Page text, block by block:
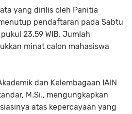
yang dirilis oleh Panitia
pendaftaran pada Sabtu
23.59 WIB. Jumlah
minat calon mahasiswa
dan Kelembagaan IAIN
M.Si., mengungkapkan
atas kepercayaan yang